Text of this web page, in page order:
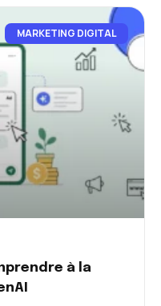
MARKETING DIGITAL
à la